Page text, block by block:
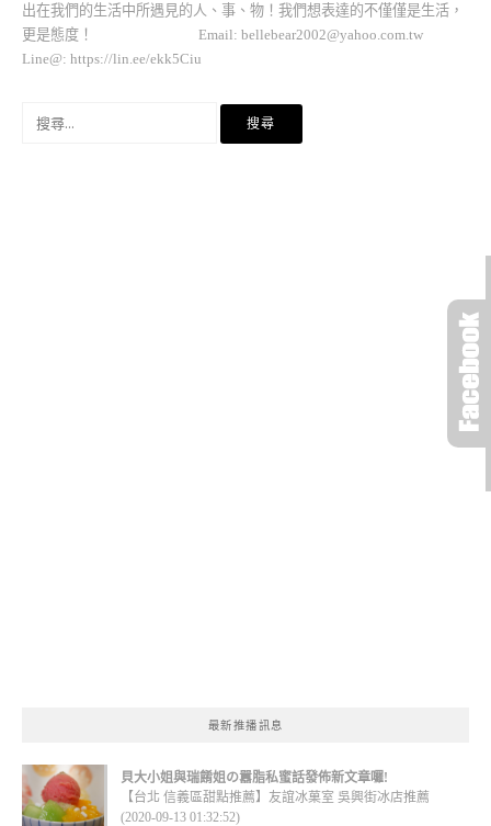
出在我們的生活中所遇見的人、事、物！我們想表達的不僅僅是生活，
更是態度！ Email: bellebear2002@yahoo.com.tw
Line@: https://lin.ee/ekk5Ciu
最新推播訊息
貝大小姐與瑞餚姐の囂脂私蜜話發佈新文章囉!
【台北 信義區甜點推薦】友誼冰菓室 吳興街冰店推薦
(2020-09-13 01:32:52)